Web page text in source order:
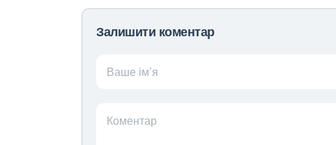
Залишити коментар
Ваше ім’я
Коментар